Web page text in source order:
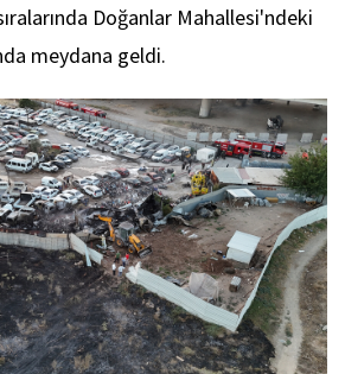
Doğanlar Mahallesi'ndeki
meydana geldi.